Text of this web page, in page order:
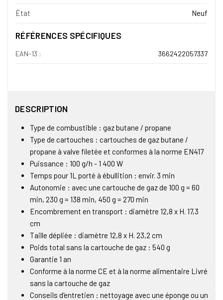
État Neuf
RÉFÉRENCES SPÉCIFIQUES
EAN-13 : 3662422057337
DESCRIPTION
Type de combustible : gaz butane / propane
Type de cartouches : cartouches de gaz butane /
propane à valve filetée et conformes à la norme EN417
Puissance : 100 g/h - 1 400 W
Temps pour 1L porté à ébullition : envir. 3 min
Autonomie : avec une cartouche de gaz de 100 g = 60
min, 230 g = 138 min, 450 g = 270 min
Encombrement en transport : diamètre 12,8 x H. 17,3
cm
Taille dépliée : diamètre 12,8 x H. 23,2 cm
Poids total sans la cartouche de gaz : 540 g
Garantie 1 an
Conforme à la norme CE et à la norme alimentaire Livré
sans la cartouche de gaz
Conseils d'entretien : nettoyage avec une éponge ou un